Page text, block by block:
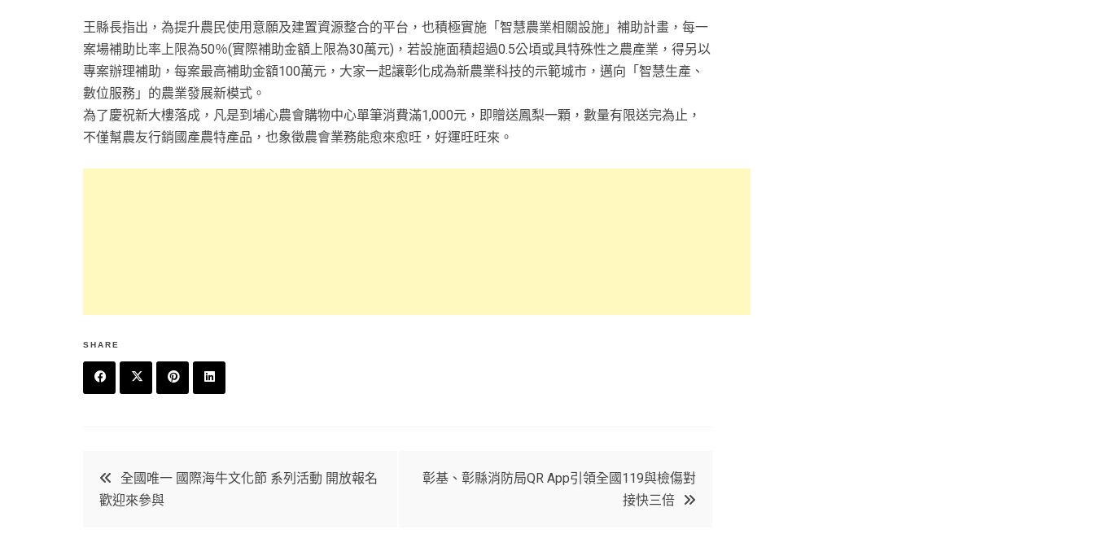
王縣長指出，為提升農民使用意願及建置資源整合的平台，也積極實施「智慧農業相關設施」補助計畫，每一
案場補助比率上限為50％(實際補助金額上限為30萬元)，若設施面積超過0.5公頃或具特殊性之農產業，得另以
專案辦理補助，每案最高補助金額100萬元，大家一起讓彰化成為新農業科技的示範城市，邁向「智慧生產、
數位服務」的農業發展新模式。
為了慶祝新大樓落成，凡是到埔心農會購物中心單筆消費滿1,000元，即贈送鳳梨一顆，數量有限送完為止，
不僅幫農友行銷國產農特產品，也象徵農會業務能愈來愈旺，好運旺旺來。
SHARE
t
e
文
章
全國唯一 國際海牛文化節 系列活動 開放報名
歡迎來參與
彰基、彰縣消防局QR App引領全國119與檢傷對
接快三倍